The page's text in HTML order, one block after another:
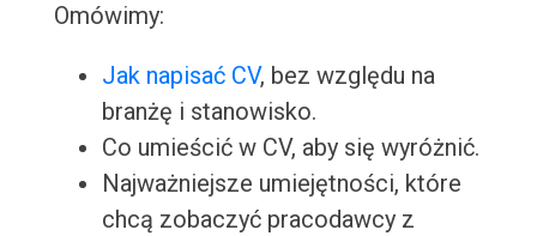
Omówimy:
Jak napisać CV, bez względu na
branżę i stanowisko.
Co umieścić w CV, aby się wyróżnić.
Najważniejsze umiejętności, które
chcą zobaczyć pracodawcy z